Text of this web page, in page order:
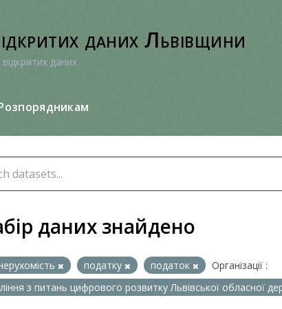
даних Львівщини
даних
даних знайдено
податку податок
Організації :
з питань цифрового розвитку Львівської обласної